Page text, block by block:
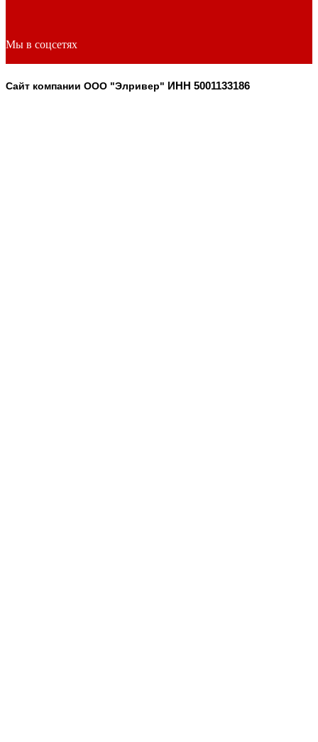
Мы в соцсетях
Сайт компании ООО "Элривер" ИНН 5001133186